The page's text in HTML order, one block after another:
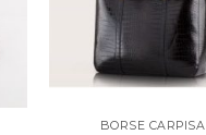
BORSE CARPISA